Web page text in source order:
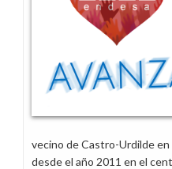
vecino de Castro-Urdilde en
desde el año 2011 en el